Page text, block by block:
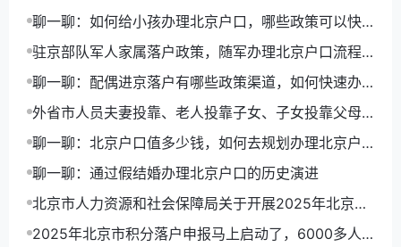
聊一聊：如何给小孩办理北京户口，哪些政策可以快
速落户
驻京部队军人家属落户政策，随军办理北京户口流程
详解
聊一聊：配偶进京落户有哪些政策渠道，如何快速办
理北京户口
外省市人员夫妻投靠、老人投靠子女、子女投靠父母
进京入非农业户口
聊一聊：北京户口值多少钱，如何去规划办理北京户
口路径
聊一聊：通过假结婚办理北京户口的历史演进
北京市人力资源和社会保障局关于开展2025年北京市
积分落户申报工作的通告
2025年北京市积分落户申报马上启动了，6000多人